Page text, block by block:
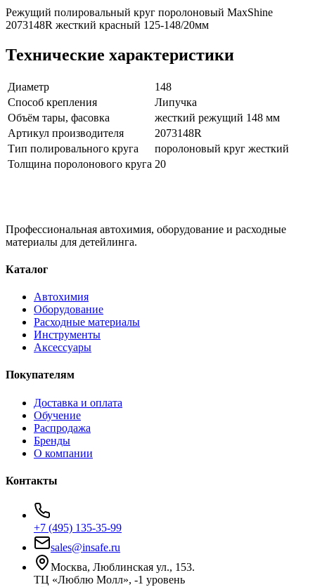
Режущий полировальный круг поролоновый MaxShine
2073148R жесткий красный 125-148/20мм
Технические характеристики
Диаметр
148
Способ крепления
Липучка
Объём тары, фасовка
жесткий режущий 148 мм
Артикул производителя
2073148R
Тип полировального круга
поролоновый круг жесткий
Толщина поролонового круга 20
Профессиональная автохимия, оборудование и расходные
материалы для детейлинга.
Каталог
Автохимия
Оборудование
Расходные материалы
Инструменты
Аксессуары
Покупателям
Доставка и оплата
Обучение
Распродажа
Бренды
О компании
Контакты
+7 (495) 135-35-99
sales@insafe.ru
Москва, Люблинская ул., 153.
ТЦ «Люблю Молл», -1 уровень